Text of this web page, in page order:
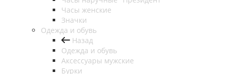
Часы женские
Значки
Одежда и обувь
Назад
Одежда и обувь
Аксессуары мужские
Бурки